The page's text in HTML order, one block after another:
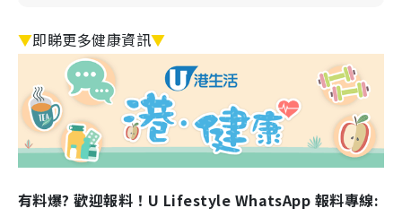
▼即睇更多健康資訊▼
有料爆? 歡迎報料！U Lifestyle WhatsApp 報料專線: